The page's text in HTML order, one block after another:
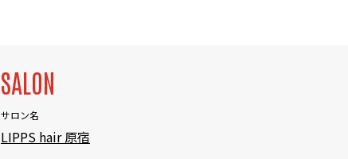
SALON
サロン名
LIPPS hair 原宿